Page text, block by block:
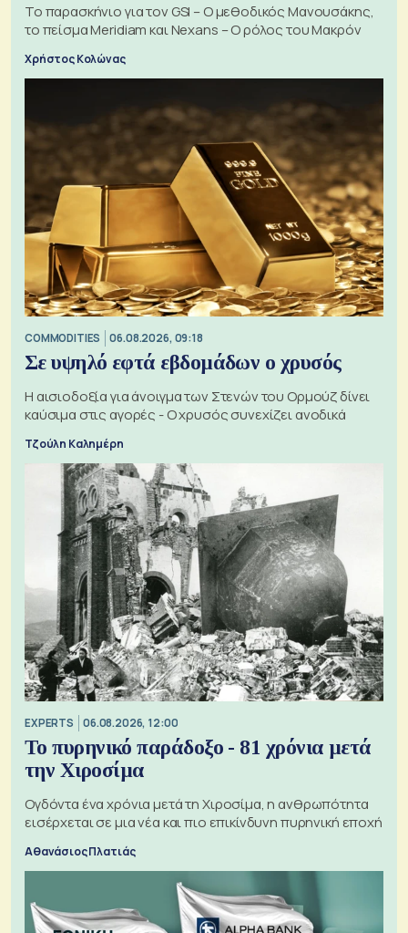
Το παρασκήνιο για τον GSI – Ο μεθοδικός Μανουσάκης,
το πείσμα Meridiam και Nexans – Ο ρόλος του Μακρόν
Χρήστος Κολώνας
COMMODITIES 06.08.2026, 09:18
Σε υψηλό εφτά εβδομάδων ο χρυσός
Η αισιοδοξία για άνοιγμα των Στενών του Ορμούζ δίνει
καύσιμα στις αγορές - Ο χρυσός συνεχίζει ανοδικά
Τζούλη Καλημέρη
EXPERTS 06.08.2026, 12:00
Το πυρηνικό παράδοξο - 81 χρόνια μετά
την Χιροσίμα
Ογδόντα ένα χρόνια μετά τη Χιροσίμα, η ανθρωπότητα
εισέρχεται σε μια νέα και πιο επικίνδυνη πυρηνική εποχή
Αθανάσιος Πλατιάς